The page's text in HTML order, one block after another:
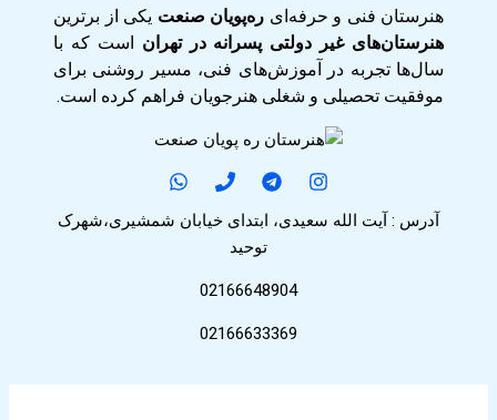
هنرستان فنی و حرفه‌ای ره‌پویان صنعت یکی از برترین
هنرستان‌های غیر دولتی پسرانه در تهران است که با
سال‌ها تجربه در آموزش‌های فنی، مسیر روشنی برای
موفقیت تحصیلی و شغلی هنرجویان فراهم کرده است.
آدرس : آیت الله سعیدی، ابتدای خیابان شمشیری،شهرک
توحید
02166648904
02166633369